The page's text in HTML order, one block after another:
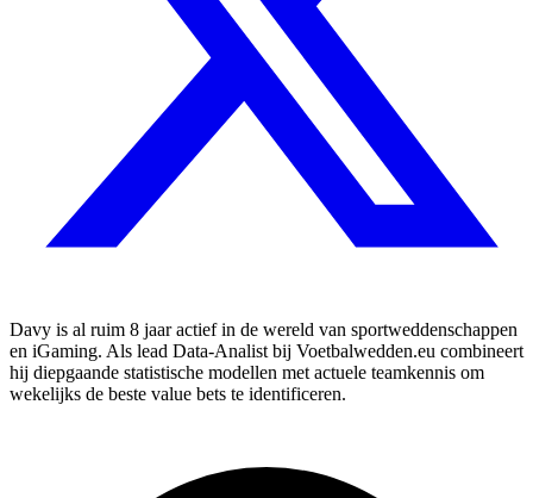
Davy is al ruim 8 jaar actief in de wereld van sportweddenschappen
en iGaming. Als lead Data-Analist bij Voetbalwedden.eu combineert
hij diepgaande statistische modellen met actuele teamkennis om
wekelijks de beste value bets te identificeren.